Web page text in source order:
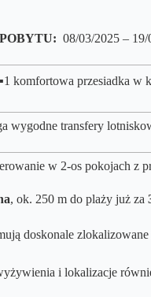
08/03/2025 – 19/
▪️1 komfortowa przesiadka w
wygodne transfery
w 2-os pokojach z
, ok. 250 m do plaży już za
doskonale zlokalizowane
i lokalizacje